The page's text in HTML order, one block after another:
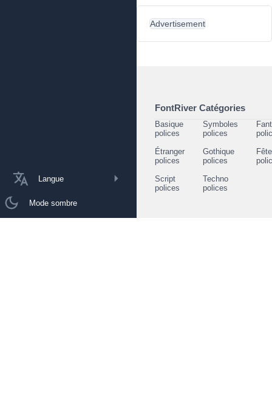
Langue
Mode sombre
Advertisement
FontRiver Catégories
Basique
polices
Symboles
polices
Étranger
polices
Gothique
polices
Script
polices
Techno
polices